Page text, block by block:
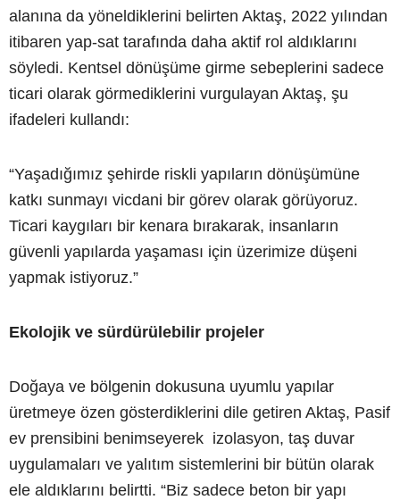
alanına da yöneldiklerini belirten Aktaş, 2022 yılından
itibaren yap-sat tarafında daha aktif rol aldıklarını
söyledi. Kentsel dönüşüme girme sebeplerini sadece
ticari olarak görmediklerini vurgulayan Aktaş, şu
ifadeleri kullandı:
“Yaşadığımız şehirde riskli yapıların dönüşümüne
katkı sunmayı vicdani bir görev olarak görüyoruz.
Ticari kaygıları bir kenara bırakarak, insanların
güvenli yapılarda yaşaması için üzerimize düşeni
yapmak istiyoruz.”
Ekolojik ve sürdürülebilir projeler
Doğaya ve bölgenin dokusuna uyumlu yapılar
üretmeye özen gösterdiklerini dile getiren Aktaş, Pasif
ev prensibini benimseyerek izolasyon, taş duvar
uygulamaları ve yalıtım sistemlerini bir bütün olarak
ele aldıklarını belirtti. “Biz sadece beton bir yapı